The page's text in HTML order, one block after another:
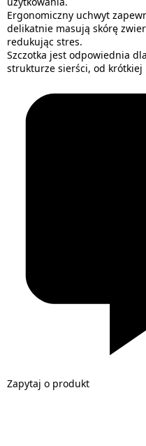
Ergonomiczny uchwyt
delikatnie masują skórę
redukując stres.
Szczotka jest odpowiednia
strukturze sierści, od krótkiej
Zapytaj o produkt